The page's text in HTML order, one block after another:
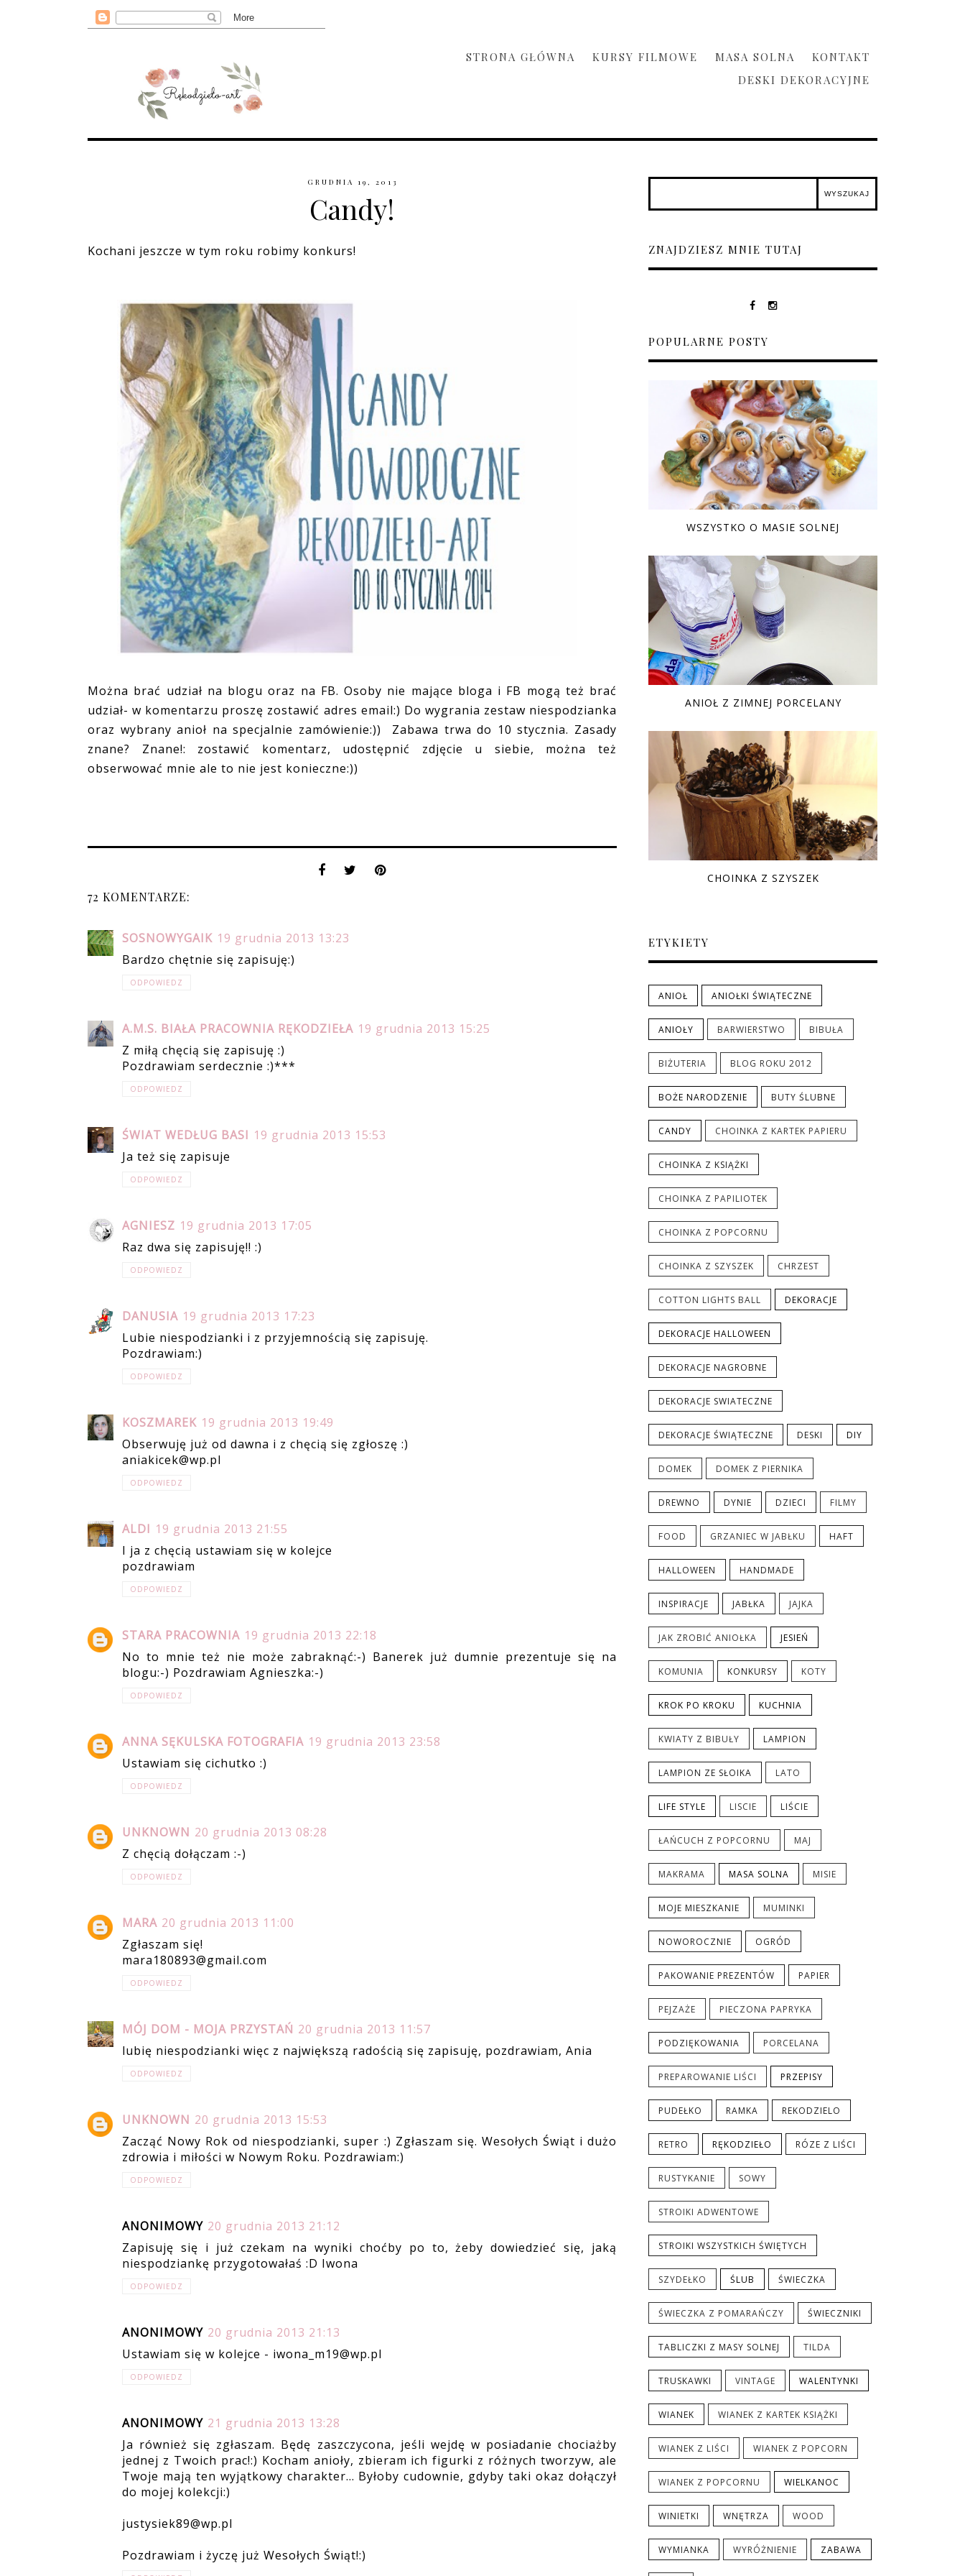
STRONA GŁÓWNA KURSY FILMOWE MASA SOLNA
KONTAKT
DESKI DEKORACYJNE
GRUDNIA 19, 2013
Candy!
Kochani jeszcze w tym roku robimy konkurs!
Można brać udział na blogu oraz na FB. Osoby nie mające bloga i FB mogą też brać
udział- w komentarzu proszę zostawić adres email:) Do wygrania zestaw niespodzianka
oraz wybrany anioł na specjalnie zamówienie:)) Zabawa trwa do 10 stycznia. Zasady
znane? Znane!: zostawić komentarz, udostępnić zdjęcie u siebie, można też
obserwować mnie ale to nie jest konieczne:))
72 KOMENTARZE:
SOSNOWYGAIK 19 grudnia 2013 13:23
Bardzo chętnie się zapisuję:)
ODPOWIEDZ
A.M.S. BIAŁA PRACOWNIA RĘKODZIEŁA 19 grudnia 2013 15:25
Z miłą chęcią się zapisuję :)
Pozdrawiam serdecznie :)***
ODPOWIEDZ
ŚWIAT WEDŁUG BASI 19 grudnia 2013 15:53
Ja też się zapisuje
ODPOWIEDZ
AGNIESZ 19 grudnia 2013 17:05
Raz dwa się zapisuję!! :)
ODPOWIEDZ
DANUSIA 19 grudnia 2013 17:23
Lubie niespodzianki i z przyjemnością się zapisuję.
Pozdrawiam:)
ODPOWIEDZ
KOSZMAREK 19 grudnia 2013 19:49
Obserwuję już od dawna i z chęcią się zgłoszę :)
aniakicek@wp.pl
ODPOWIEDZ
ALDI 19 grudnia 2013 21:55
I ja z chęcią ustawiam się w kolejce
pozdrawiam
ODPOWIEDZ
STARA PRACOWNIA 19 grudnia 2013 22:18
No to mnie też nie może zabraknąć:-) Banerek już dumnie prezentuje się na
blogu:-) Pozdrawiam Agnieszka:-)
ODPOWIEDZ
ANNA SĘKULSKA FOTOGRAFIA 19 grudnia 2013 23:58
Ustawiam się cichutko :)
ODPOWIEDZ
UNKNOWN 20 grudnia 2013 08:28
Z chęcią dołączam :-)
ODPOWIEDZ
MARA 20 grudnia 2013 11:00
Zgłaszam się!
mara180893@gmail.com
ODPOWIEDZ
MÓJ DOM - MOJA PRZYSTAŃ 20 grudnia 2013 11:57
lubię niespodzianki więc z największą radością się zapisuję, pozdrawiam, Ania
ODPOWIEDZ
UNKNOWN 20 grudnia 2013 15:53
Zacząć Nowy Rok od niespodzianki, super :) Zgłaszam się. Wesołych Świąt i dużo
zdrowia i miłości w Nowym Roku. Pozdrawiam:)
ODPOWIEDZ
ANONIMOWY 20 grudnia 2013 21:12
Zapisuję się i już czekam na wyniki choćby po to, żeby dowiedzieć się, jaką
niespodziankę przygotowałaś :D Iwona
ODPOWIEDZ
ANONIMOWY 20 grudnia 2013 21:13
Ustawiam się w kolejce - iwona_m19@wp.pl
ODPOWIEDZ
ANONIMOWY 21 grudnia 2013 13:28
Ja również się zgłaszam. Będę zaszczycona, jeśli wejdę w posiadanie chociażby
jednej z Twoich prac!:) Kocham anioły, zbieram ich figurki z różnych tworzyw, ale
Twoje mają ten wyjątkowy charakter... Byłoby cudownie, gdyby taki okaz dołączył
do mojej kolekcji:)
justysiek89@wp.pl
Pozdrawiam i życzę już Wesołych Świąt!:)
ZNAJDZIESZ MNIE TUTAJ
POPULARNE POSTY
WSZYSTKO O MASIE SOLNEJ
ANIOŁ Z ZIMNEJ PORCELANY
CHOINKA Z SZYSZEK
ETYKIETY
ANIOŁ ANIOŁKI ŚWIĄTECZNE
ANIOŁY BARWIERSTWO BIBUŁA
BIŻUTERIA BLOG ROKU 2012
BOŻE NARODZENIE BUTY ŚLUBNE
CANDY CHOINKA Z KARTEK PAPIERU
CHOINKA Z KSIĄŻKI
CHOINKA Z PAPILIOTEK
CHOINKA Z POPCORNU
CHOINKA Z SZYSZEK CHRZEST
COTTON LIGHTS BALL DEKORACJE
DEKORACJE HALLOWEEN
DEKORACJE NAGROBNE
DEKORACJE SWIATECZNE
DEKORACJE ŚWIĄTECZNE DESKI DIY
DOMEK DOMEK Z PIERNIKA
DREWNO DYNIE DZIECI FILMY
FOOD GRZANIEC W JABŁKU HAFT
HALLOWEEN HANDMADE
INSPIRACJE JABŁKA JAJKA
JAK ZROBIĆ ANIOŁKA JESIEŃ
KOMUNIA KONKURSY KOTY
KROK PO KROKU KUCHNIA
KWIATY Z BIBUŁY LAMPION
LAMPION ZE SŁOIKA LATO
LIFE STYLE LISCIE LIŚCIE
ŁAŃCUCH Z POPCORNU MAJ
MAKRAMA MASA SOLNA MISIE
MOJE MIESZKANIE MUMINKI
NOWOROCZNIE OGRÓD
PAKOWANIE PREZENTÓW PAPIER
PEJZAŻE PIECZONA PAPRYKA
PODZIĘKOWANIA PORCELANA
PREPAROWANIE LIŚCI PRZEPISY
PUDEŁKO RAMKA REKODZIELO
RETRO RĘKODZIEŁO RÓZE Z LIŚCI
RUSTYKANIE SOWY
STROIKI ADWENTOWE
STROIKI WSZYSTKICH ŚWIĘTYCH
SZYDEŁKO ŚLUB ŚWIECZKA
ŚWIECZKA Z POMARAŃCZY ŚWIECZNIKI
TABLICZKI Z MASY SOLNEJ TILDA
TRUSKAWKI VINTAGE WALENTYNKI
WIANEK WIANEK Z KARTEK KSIĄŻKI
WIANEK Z LIŚCI WIANEK Z POPCORN
WIANEK Z POPCORNU WIELKANOC
WINIETKI WNĘTRZA WOOD
WYMIANKA WYRÓŻNIENIE ZABAWA